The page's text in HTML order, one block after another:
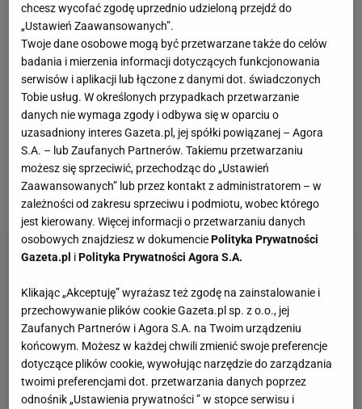
Korony, w której zagrał dziewięćmeczów, nie
notując ani jednego gola czy asysty. Nieco więcej
szans dostawał w klubowych rezerwach. Jeżeli z
czegoś mógł zostać zapamiętany, to z brutalnego
faulu na Michale Heliku w meczu Korona - Cracovia
(1:0), za który otrzymał cztery mecze zawieszenia.
Ewentualnie z urodzinowego zdjęcia na tle obozu
koncentracyjnego Auschwitz. Nikt wEkstraklasie
nim nie tęsknił.
chcesz wycofać zgodę uprzednio udzieloną przejdź do
„Ustawień Zaawansowanych”.
Twoje dane osobowe mogą być przetwarzane także do celów
badania i mierzenia informacji dotyczących funkcjonowania
serwisów i aplikacji lub łączone z danymi dot. świadczonych
Tobie usług. W określonych przypadkach przetwarzanie
danych nie wymaga zgody i odbywa się w oparciu o
uzasadniony interes Gazeta.pl, jej spółki powiązanej – Agora
S.A. – lub Zaufanych Partnerów. Takiemu przetwarzaniu
możesz się sprzeciwić, przechodząc do „Ustawień
Zaawansowanych” lub przez kontakt z administratorem – w
zależności od zakresu sprzeciwu i podmiotu, wobec którego
jest kierowany. Więcej informacji o przetwarzaniu danych
osobowych znajdziesz w dokumenciePolityka Prywatności
Gazeta.pl iPolityka Prywatności Agora S.A.
Klikając „Akceptuję” wyrażasz też zgodę na zainstalowanie i
przechowywanie plików cookie Gazeta.pl sp. z o.o., jej
Zaufanych Partnerów i Agora S.A. na Twoim urządzeniu
końcowym. Możesz w każdej chwili zmienić swoje preferencje
dotyczące plików cookie, wywołując narzędzie do zarządzania
twoimi preferencjami dot. przetwarzania danych poprzez
odnośnik „Ustawienia prywatności ” w stopce serwisu i